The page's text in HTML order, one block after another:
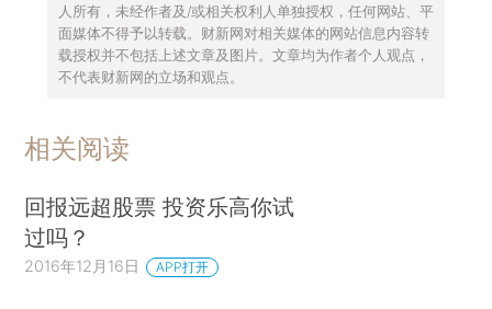
人所有，未经作者及/或相关权利人单独授权，任何网站、平
面媒体不得予以转载。财新网对相关媒体的网站信息内容转
载授权并不包括上述文章及图片。文章均为作者个人观点，
不代表财新网的立场和观点。
相关阅读
回报远超股票 投资乐高你试
过吗？
2016年12月16日 APP打开